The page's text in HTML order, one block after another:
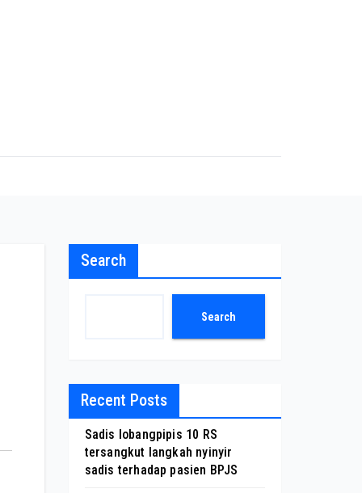
Search
Search
Recent Posts
Sadis lobangpipis 10 RS
tersangkut langkah nyinyir
sadis terhadap pasien BPJS